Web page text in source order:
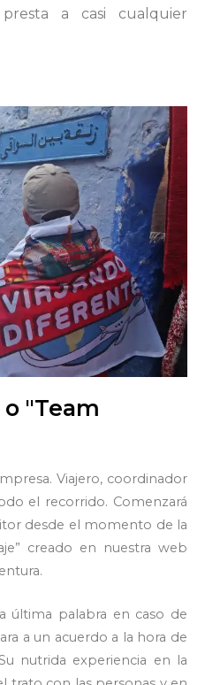
a casi cualquier
"Team
Viajero, coordinador
el recorrido. Comenzará
desde el momento de la
creado en nuestra web
última palabra en caso de
a un acuerdo a la hora de
nutrida experiencia en la